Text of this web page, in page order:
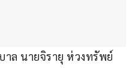
าล นายจิรายุ ห่วงทรัพย์